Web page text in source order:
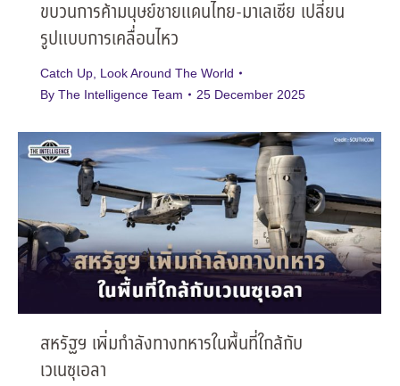
ขบวนการค้ามนุษย์ชายแดนไทย-มาเลเซีย เปลี่ยน
รูปแบบการเคลื่อนไหว
Catch Up Look Around The World
By The Intelligence Team 25 December 2025
สหรัฐฯ เพิ่มกำลังทางทหารในพื้นที่ใกล้กับ
เวเนซุเอลา